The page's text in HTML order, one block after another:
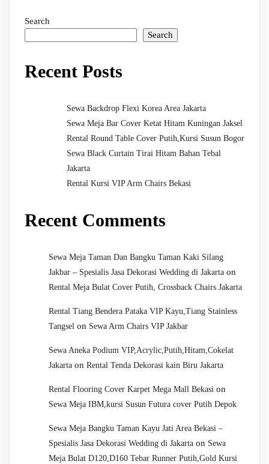
Search
Search
Recent Posts
Sewa Backdrop Flexi Korea Area Jakarta
Sewa Meja Bar Cover Ketat Hitam Kuningan Jaksel
Rental Round Table Cover Putih,Kursi Susun Bogor
Sewa Black Curtain Tirai Hitam Bahan Tebal
Jakarta
Rental Kursi VIP Arm Chairs Bekasi
Recent Comments
Sewa Meja Taman Dan Bangku Taman Kaki Silang
Jakbar – Spesialis Jasa Dekorasi Wedding di Jakarta on
Rental Meja Bulat Cover Putih, Crossback Chairs Jakarta
Rental Tiang Bendera Pataka VIP Kayu,Tiang Stainless
Tangsel on Sewa Arm Chairs VIP Jakbar
Sewa Aneka Podium VIP,Acrylic,Putih,Hitam,Cokelat
Jakarta on Rental Tenda Dekorasi kain Biru Jakarta
Rental Flooring Cover Karpet Mega Mall Bekasi on
Sewa Meja IBM,kursi Susun Futura cover Putih Depok
Sewa Meja Bangku Taman Kayu Jati Area Bekasi –
Spesialis Jasa Dekorasi Wedding di Jakarta on Sewa
Meja Bulat D120,D160 Tebar Runner Putih,Gold Kursi